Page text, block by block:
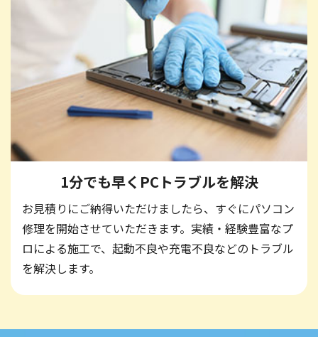
1分でも早く PCトラブルを解決
お見積りにご納得いただけましたら、すぐにパソコン
修理を開始させていただきます。実績・経験豊富なプ
ロによる施工で、起動不良や充電不良などのトラブル
を解決します。